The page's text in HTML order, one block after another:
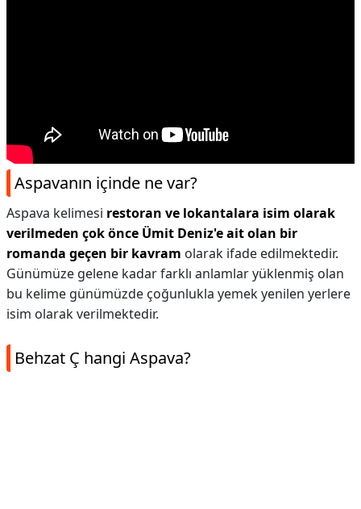
Aspavanın içinde ne var?
Aspava kelimesi restoran ve lokantalara isim olarak
verilmeden çok önce Ümit Deniz'e ait olan bir
romanda geçen bir kavram olarak ifade edilmektedir.
Günümüze gelene kadar farklı anlamlar yüklenmiş olan
bu kelime günümüzde çoğunlukla yemek yenilen yerlere
isim olarak verilmektedir.
Behzat Ç hangi Aspava?